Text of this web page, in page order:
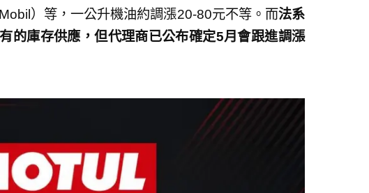
）等，一公升機油約調漲20-80元不等。而法系
的庫存供應，但代理商已公布確定5月會跟進調漲